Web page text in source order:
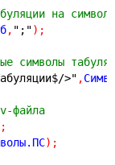
на
, ";") ;
символы
>" ,
файла
;
) ;